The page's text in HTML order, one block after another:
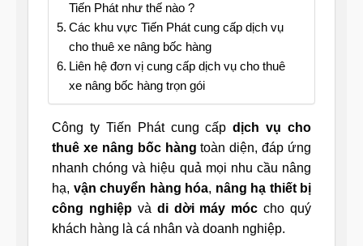
Tiến Phát như thế nào ?
Các khu vực Tiến Phát cung cấp dịch vụ
cho thuê xe nâng bốc hàng
Liên hệ đơn vị cung cấp dịch vụ cho thuê
xe nâng bốc hàng trọn gói
Công ty Tiến Phát cung cấpdịch vụ cho
thuê xe nâng bốc hàng toàn diện, đáp ứng
nhanh chóng và hiệu quả mọi nhu cầu nâng
hạ, vận chuyển hàng hóa, nâng hạ thiết bị
công nghiệpvà di dời máy móc cho quý
khách hàng là cá nhân và doanh nghiệp.